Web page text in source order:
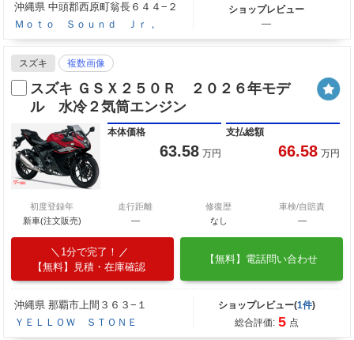
沖縄県 中頭郡西原町翁長６４４−２
Ｍｏｔｏ Ｓｏｕｎｄ Ｊｒ，
ショップレビュー
―
スズキ 複数画像
スズキ ＧＳＸ２５０Ｒ ２０２６年モデ
ル 水冷２気筒エンジン
本体価格
63.58 万円
支払総額
66.58 万円
初度登録年
新車(注文販売)
走行距離
―
修復歴
なし
車検/自賠責
―
1分で完了！
【無料】見積・在庫確認
【無料】電話問い合わせ
沖縄県 那覇市上間３６３−１
ＹＥＬＬＯＷ ＳＴＯＮＥ
ショップレビュー(1件)
総合評価: 5 点